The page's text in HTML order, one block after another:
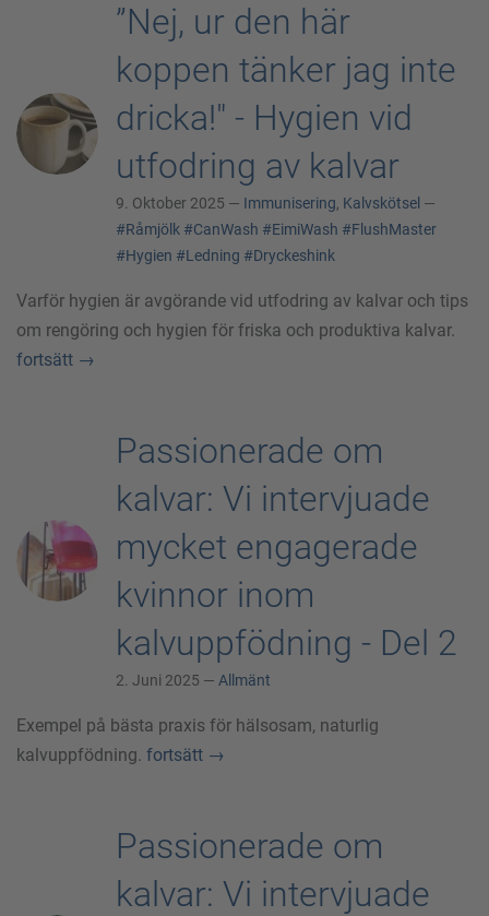
”Nej, ur den här
koppen tänker jag inte
dricka!" - Hygien vid
utfodring av kalvar
9. Oktober 2025 — Immunisering, Kalvskötsel —
#Råmjölk #CanWash #EimiWash #FlushMaster
#Hygien #Ledning #Dryckeshink
Varför hygien är avgörande vid utfodring av kalvar och tips
om rengöring och hygien för friska och produktiva kalvar.
fortsätt →
Passionerade om
kalvar: Vi intervjuade
mycket engagerade
kvinnor inom
kalvuppfödning - Del 2
2. Juni 2025 — Allmänt
Exempel på bästa praxis för hälsosam, naturlig
kalvuppfödning. fortsätt →
Passionerade om
kalvar: Vi intervjuade